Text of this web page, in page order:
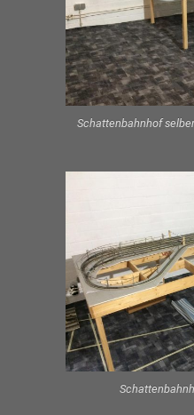
Schattenbahnhof